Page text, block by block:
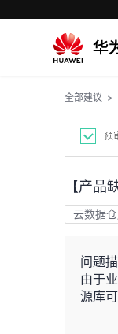
全部建议 >
预
【产品
云数据
问题描
由于
源库